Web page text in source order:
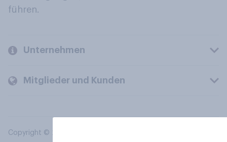
führen.
Unternehmen
Mitglieder und Kunden
Copyright © 2026 YouGov PLC. Alle Rechte vorbehalten.